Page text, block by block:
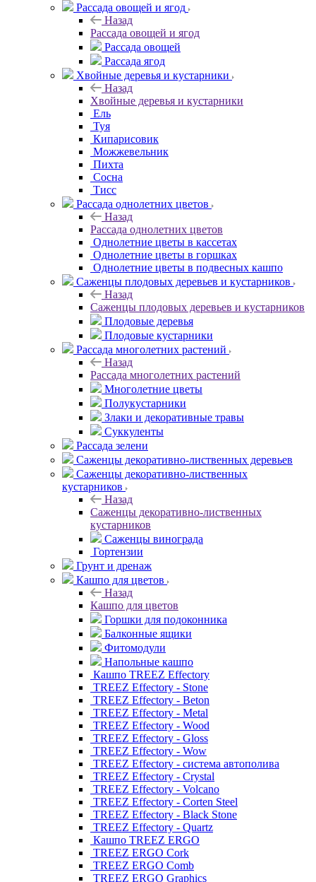
Рассада овощей и ягод
Назад
Рассада овощей и ягод
Рассада овощей
Рассада ягод
Хвойные деревья и кустарники
Назад
Хвойные деревья и кустарники
Ель
Туя
Кипарисовик
Можжевельник
Пихта
Сосна
Тисc
Рассада однолетних цветов
Назад
Рассада однолетних цветов
Однолетние цветы в кассетах
Однолетние цветы в горшках
Однолетние цветы в подвесных кашпо
Саженцы плодовых деревьев и кустарников
Назад
Саженцы плодовых деревьев и кустарников
Плодовые деревья
Плодовые кустарники
Рассада многолетних растений
Назад
Рассада многолетних растений
Многолетние цветы
Полукустарники
Злаки и декоративные травы
Суккуленты
Рассада зелени
Саженцы декоративно-лиственных деревьев
Саженцы декоративно-лиственных
кустарников
Назад
Саженцы декоративно-лиственных
кустарников
Саженцы винограда
Гортензии
Грунт и дренаж
Кашпо для цветов
Назад
Кашпо для цветов
Горшки для подоконника
Балконные ящики
Фитомодули
Напольные кашпо
Кашпо TREEZ Effectory
TREEZ Effectory - Stone
TREEZ Effectory - Beton
TREEZ Effectory - Metal
TREEZ Effectory - Wood
TREEZ Effectory - Gloss
TREEZ Effectory - Wow
TREEZ Effectory - система автополива
TREEZ Effectory - Crystal
TREEZ Effectory - Volcano
TREEZ Effectory - Corten Steel
TREEZ Effectory - Black Stone
TREEZ Effectory - Quartz
Кашпо TREEZ ERGO
TREEZ ERGO Cork
TREEZ ERGO Comb
TREEZ ERGO Graphics